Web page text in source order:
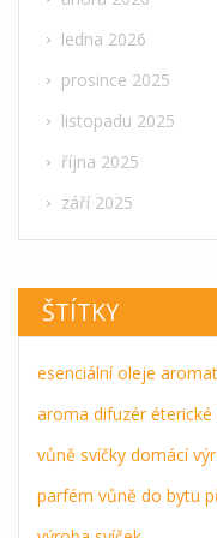
ledna 2026
prosince 2025
listopadu 2025
října 2025
září 2025
ŠTÍTKY
esenciální oleje
aroma difuzér éterické
vůně svíčky domácí
parfém vůně do bytu